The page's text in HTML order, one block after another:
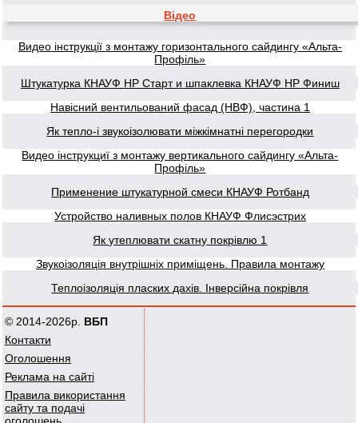
Відео
Видео інструкції з монтажу горизонтального сайдингу «Альта-
Профіль»
Штукатурка КНАУФ НР Старт и шпаклевка КНАУФ НР Финиш
Навісний вентильований фасад (НВФ), частина 1
Як тепло-і звукоізолювати міжкімнатні перегородки
Видео інструкциї з монтажу вертикального сайдингу «Альта-
Профіль»
Применение штукатурной смеси КНАУФ Ротбанд
Устройство наливных полов КНАУФ Флисэстрих
Як утеплювати скатну покрівлю 1
Звукоізоляція внутрішніх приміщень. Правила монтажу
Теплоізоляція пласких дахів. Інверсійна покрівля
© 2014-2026р. ВБП
Контакти
Оголошення
Реклама на сайті
Правила використання
сайту та подачі